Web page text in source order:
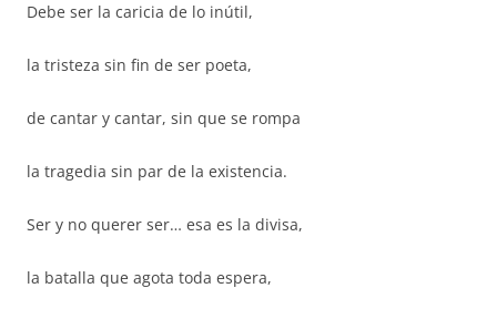
Debe ser la caricia de lo inútil,
la tristeza sin fin de ser poeta,
de cantar y cantar, sin que se rompa
la tragedia sin par de la existencia.
Ser y no querer ser… esa es la divisa,
la batalla que agota toda espera,